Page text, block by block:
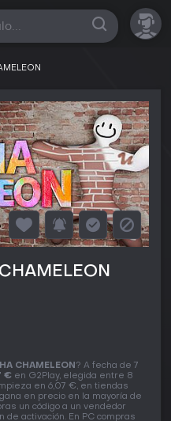
CHAMELEON ? A fecha de 7
€ en G2Play, elegida entre 8
en 6,07 €, en tiendas
en precio en la mayoría de
un código a un vendedor
activación. En PC compras